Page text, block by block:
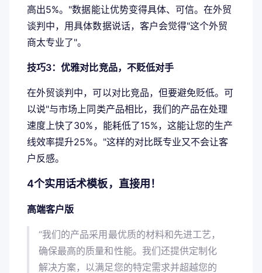
高出5%。"数据能让优势变得具体、可信。在外贸
谈判中，用具体数据说话，客户会觉得"这个外贸
商太专业了"。
技巧3：优雅对比竞品，不贬低对手
在外贸谈判中，可以对比竞品，但要避免贬低。可
以说"与市场上同类产品相比，我们的产品在处理
速度上快了30%，能耗低了15%，这能让您的生产
线效率提升25%。"这样的对比既专业又不会让客
户反感。
4个实用话术模板，直接用！
高端客户版
“我们的产品采用最优质的材料和先进工艺，
确保最高的质量和性能。我们还提供定制化
解决方案，以满足您的特定需求并超越您的